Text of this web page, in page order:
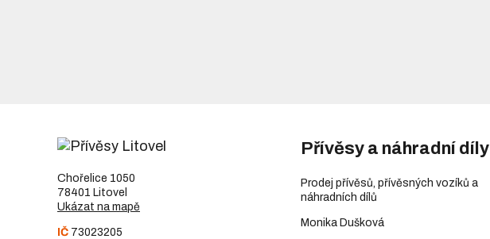
Chořelice 1050
78401 Litovel
Ukázat na mapě
IČ 73023205
Přívěsy a náhradní díly
Prodej přívěsů, přívěsných vozíků a
náhradních dílů
Monika Dušková